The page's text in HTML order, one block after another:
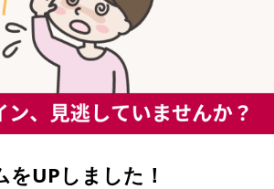
UPしました！